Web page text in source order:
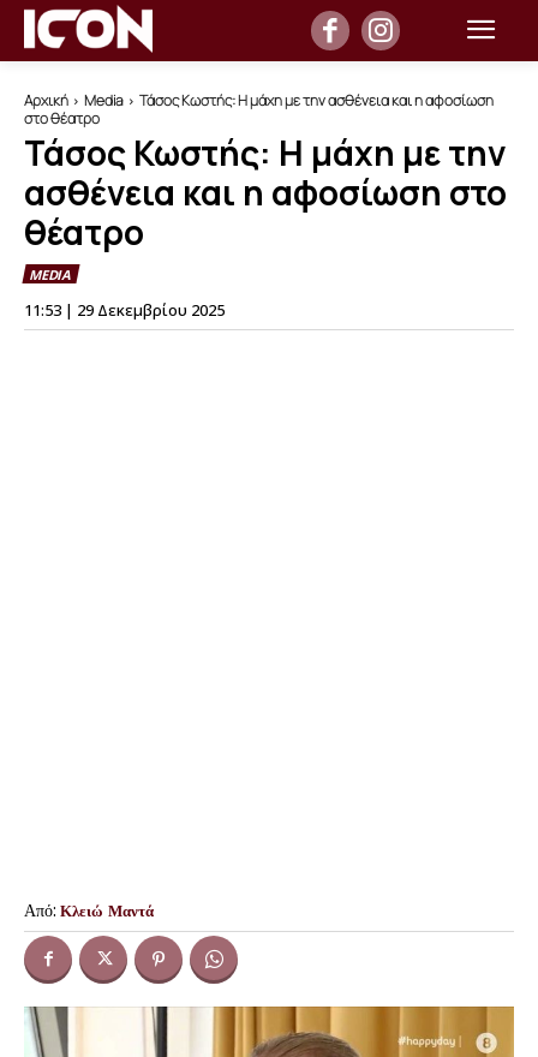
Αρχική Media
Τάσος Κωστής: Η μάχη με την ασθένεια και η αφοσίωση
στο θέατρο
Τάσος Κωστής: Η μάχη με την
ασθένεια και η αφοσίωση στο
θέατρο
MEDIA
11:53 | 29 Δεκεμβρίου 2025
Από: Κλειώ Μαντά